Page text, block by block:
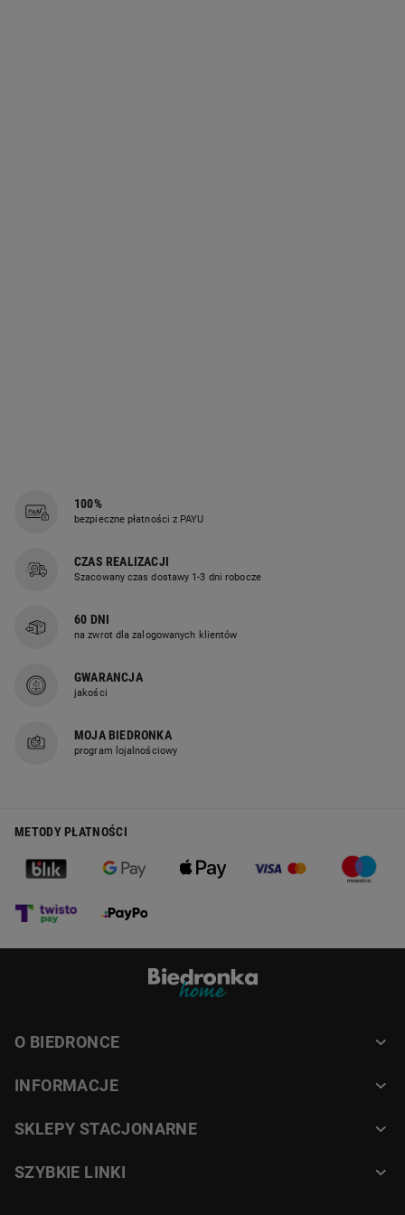
100%
bezpieczne płatności z PAYU
CZAS REALIZACJI
Szacowany czas dostawy 1-3 dni robocze
60 DNI
na zwrot dla zalogowanych klientów
GWARANCJA
jakości
MOJA BIEDRONKA
program lojalnościowy
METODY PŁATNOŚCI
O BIEDRONCE
INFORMACJE
SKLEPY STACJONARNE
SZYBKIE LINKI